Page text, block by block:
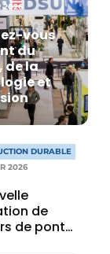
2026
vous
du
de la
et
DURABLE
2026
de
de ponts